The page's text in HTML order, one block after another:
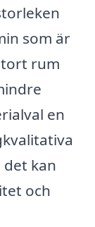
som är
rum
en
kan
och